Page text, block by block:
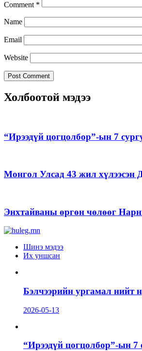
Comment *
Name
Email
Website
Холбоотой мэдээ
“Ирээдүй цогцолбор”-ын 7
Монгол Улсад 43 жил хүлээсэн
Энхтайваны өргөн чөлөөг
Шинэ мэдээ
Их уншсан
Бэлчээрийн ургамал нийт
2026-05-13
“Ирээдүй цогцолбор”-ын 7